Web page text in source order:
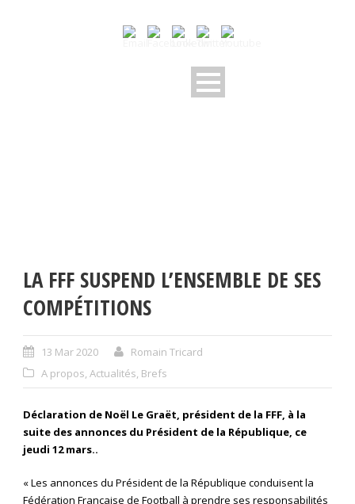
LA FFF SUSPEND L’ENSEMBLE DE SES
COMPÉTITIONS
13 Mar 2020
Romain Tricard
A propos, Actualités, Brefs
Déclaration de Noël Le Graët, président de la FFF, à la
suite des annonces du Président de la République, ce
jeudi 12 mars..
« Les annonces du Président de la République conduisent la
Fédération Française de Football à prendre ses responsabilités